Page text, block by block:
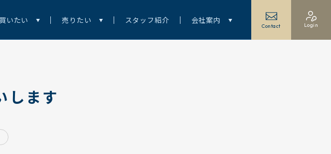
買いたい 売りたい スタッフ紹介 会社案内
Contact Login
します